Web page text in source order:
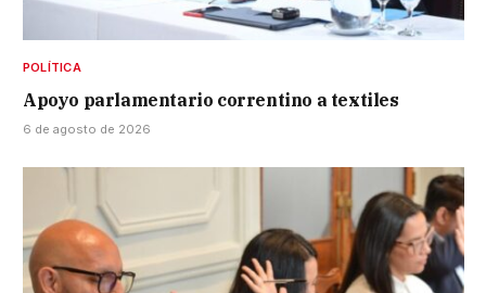
POLÍTICA
Apoyo parlamentario correntino a textiles
6 de agosto de 2026